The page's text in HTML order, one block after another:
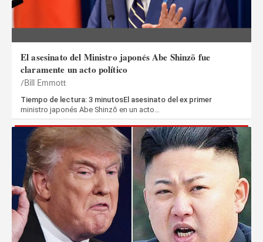
El asesinato del Ministro japonés Abe Shinzō fue
claramente un acto político
Bill Emmott
Tiempo de lectura: 3 minutosEl asesinato del ex primer
ministro japonés Abe Shinzō en un acto…